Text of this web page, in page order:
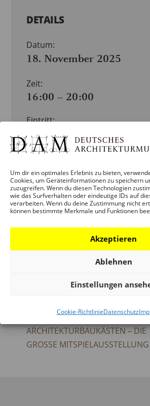
Um dir ein optimales Erlebnis zu bieten,
Cookies, um Geräteinformationen zu speichern
zuzugreifen. Wenn du diesen Technologien
wie das Surfverhalten oder eindeutige IDs auf
verarbeiten. Wenn du deine Zustimmung nicht
können bestimmte Merkmale und Funktionen
Akzeptieren
Ablehnen
Einstellungen
Cookie-RichtlinieDatenschutz
DETAILS
Datum:
18. November 2025
Zeit:
16:00 – 20:00
Eintritt:
€ 7
Veranstaltungskategorie:
VERANSTALTUNG
Veranstaltung-Tags:
ARCHITEKTURBAUKÄSTEN,
DAM SCHAUMAINKAI
FAMILIENFÜHRUNG:
ARCHITEKTURBAUKÄSTEN – DIE
GROSSE MITSPIELAUSSTELLUNG